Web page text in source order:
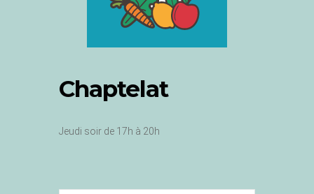
Chaptelat
Jeudi soir de 17h à 20h